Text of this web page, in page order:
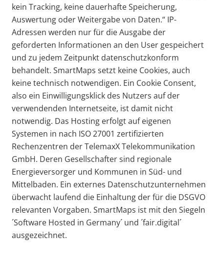
kein Tracking, keine dauerhafte Speicherung,
Auswertung oder Weitergabe von Daten.“ IP-
Adressen werden nur für die Ausgabe der
geforderten Informationen an den User gespeichert
und zu jedem Zeitpunkt datenschutzkonform
behandelt. SmartMaps setzt keine Cookies, auch
keine technisch notwendigen. Ein Cookie Consent,
also ein Einwilligungsklick des Nutzers auf der
verwendenden Internetseite, ist damit nicht
notwendig. Das Hosting erfolgt auf eigenen
Systemen in nach ISO 27001 zertifizierten
Rechenzentren der TelemaxX Telekommunikation
GmbH. Deren Gesellschafter sind regionale
Energieversorger und Kommunen in Süd- und
Mittelbaden. Ein externes Datenschutzunternehmen
überwacht laufend die Einhaltung der für die DSGVO
relevanten Vorgaben. SmartMaps ist mit den Siegeln
´Software Hosted in Germany´ und ´fair.digital´
ausgezeichnet.